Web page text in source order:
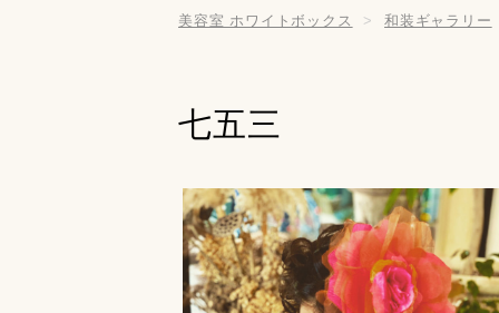
美容室 ホワイトボックス 和装ギャラリー
七五三